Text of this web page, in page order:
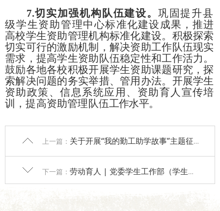
7.切实加强机构队伍建设。 巩固提升县
级学生资助管理中心标准化建设成果，推进
高校学生资助管理机构标准化建设。积极探索
切实可行的激励机制，解决资助工作队伍现实
需求，提高学生资助队伍稳定性和工作活力。
鼓励各地各校积极开展学生资助课题研究，探
索解决问题的务实举措、管用办法。开展学生
资助政策、信息系统应用、资助育人宣传培
训，提高资助管理队伍工作水平。
上一篇： 关于开展“我的勤工助学故事”主题征文 活动的通知
下一篇： 劳动育人 | 党委学生工作部（学生处）举办2024年春季学期第一期勤工助学岗位技能培训